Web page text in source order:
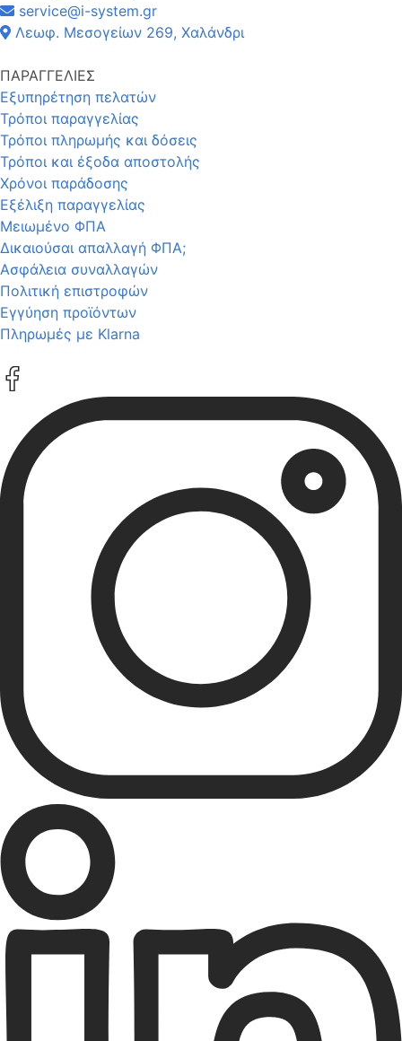
service@i-system.gr
Λεωφ. Μεσογείων 269, Χαλάνδρι
ΠΑΡΑΓΓΕΛΙΕΣ
Εξυπηρέτηση πελατών
Τρόποι παραγγελίας
Τρόποι πληρωμής και δόσεις
Τρόποι και έξοδα αποστολής
Χρόνοι παράδοσης
Εξέλιξη παραγγελίας
Μειωμένο ΦΠΑ
Δικαιούσαι απαλλαγή ΦΠΑ;
Ασφάλεια συναλλαγών
Πολιτική επιστροφών
Εγγύηση προϊόντων
Πληρωμές με Klarna